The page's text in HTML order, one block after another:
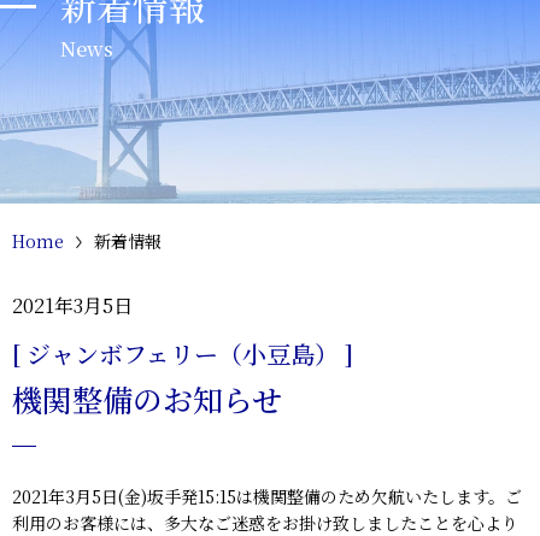
News
Home 新着情報
2021年3月5日
[ ジャンボフェリー（小豆島） ]
機関整備のお知らせ
2021年3月5日(金)坂手発15:15は機関整備のため欠航いたします。 ご
利用のお客様には、多大なご迷惑をお掛け致しましたことを心より